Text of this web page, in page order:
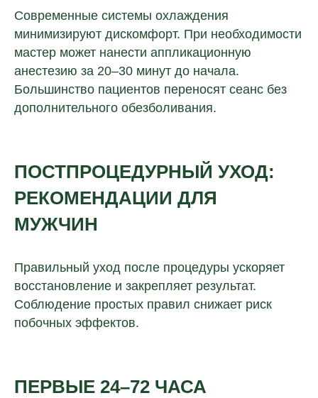
Современные системы охлаждения
минимизируют дискомфорт. При необходимости
мастер может нанести аппликационную
анестезию за 20–30 минут до начала.
Большинство пациентов переносят сеанс без
дополнительного обезболивания.
ПОСТПРОЦЕДУРНЫЙ УХОД:
РЕКОМЕНДАЦИИ ДЛЯ
МУЖЧИН
Правильный уход после процедуры ускоряет
восстановление и закрепляет результат.
Соблюдение простых правил снижает риск
побочных эффектов.
ПЕРВЫЕ 24–72 ЧАСА